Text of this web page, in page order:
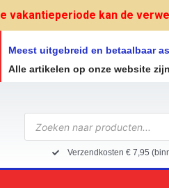
vakantieperiode kan de
Meest uitgebreid en betaalbaar
Alle artikelen op onze website
Producten
zoeken
Verzendkosten € 7,95